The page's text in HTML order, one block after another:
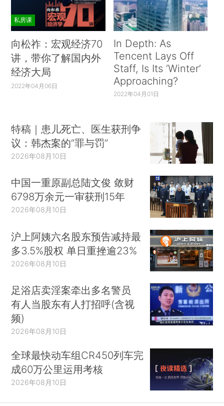
私房课
向松祚：宏观经济70
讲，带你了解国内外
经济大局
2022年04月06日
In Depth: As
Tencent Lays Off
Staff, Is Its ‘Winter’
Approaching?
2022年04月01日
特稿｜患儿死亡、医生获刑争
议：韩杰案的“罪与罚”
2026年08月10日
中国一重原副总陆文俊 敛财
6798万余元一审获刑15年
2026年08月10日
沪上阿姨六名股东预告减持最
多3.5%股权 单日重挫逾23%
2026年08月10日
足浴店卖淫案牵出多名警员
有人当股东有人打招呼(含视
频)
2026年08月10日
全球最快动车组CR450列车完
成60万公里运用考核
2026年08月10日